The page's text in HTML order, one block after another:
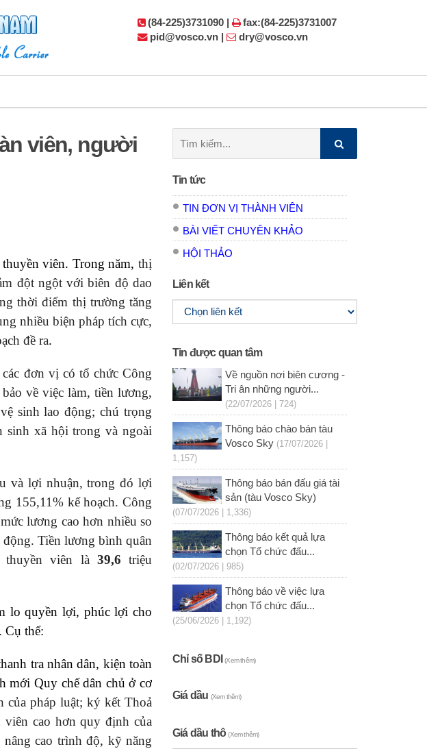
(84-225)3731090 |
fax:(84-225)3731007
pid@vosco.vn |
dry@vosco.vn
viên, người
viên. Trong năm, thị
đột ngột với biên độ dao
thời điểm thị trường tăng
nhiều biện pháp tích cực,
đề ra.
đơn vị có tổ chức Công
về việc làm, tiền lương,
sinh lao động; chú trọng
sinh xã hội trong và ngoài
và lợi nhuận, trong đó lợi
155,11% kế hoạch. Công
lương cao hơn nhiều so
Tiền lương bình quân
thuyền viên là 39,6 triệu
lo quyền lợi, phúc lợi cho
Cụ thể:
tra nhân dân, kiện toàn
mới Quy chế dân chủ ở cơ
pháp luật; ký kết Thoả
cao hơn quy định của
cao trình độ, kỹ năng
kiếm:
Tin tức
TIN ĐƠN VỊ THÀNH VIÊN
BÀI VIẾT CHUYÊN KHẢO
HỘI THẢO
Liên kết
Tin được quan tâm
Về nguồn nơi biên cương -
Tri ân những người...
(22/07/2026 | 724)
Thông báo chào bán tàu
Vosco Sky (17/07/2026 |
1,157)
Thông báo bán đấu giá tài
sản (tàu Vosco Sky)
(07/07/2026 | 1,336)
Thông báo kết quả lựa
chọn Tổ chức đấu...
(02/07/2026 | 985)
Thông báo về việc lựa
chọn Tổ chức đấu...
(25/06/2026 | 1,192)
Chỉ số BDI(Xem thêm)
Giá dầu (Xem thêm)
Giá dầu thô(Xem thêm)